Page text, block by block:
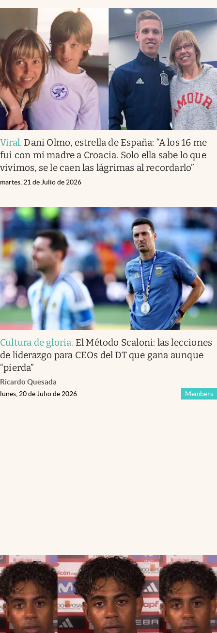
Viral. Dani Olmo, estrella de España: “A los 16 me
fui con mi madre a Croacia. Solo ella sabe lo que
vivimos, se le caen las lágrimas al recordarlo”
martes, 21 de Julio de 2026
Cultura de gloria. El Método Scaloni: las lecciones
de liderazgo para CEOs del DT que gana aunque
“pierda”
Ricardo Quesada
Members
lunes, 20 de Julio de 2026